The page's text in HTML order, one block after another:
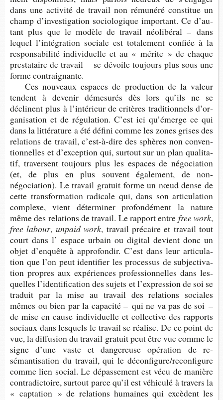
dans une acti­vité de tra­vail non rému­néré consti­tue un
champ d’in­ves­ti­ga­tion socio­lo­gique impor­tant. Ce d’au­
tant plus que le modèle de tra­vail néo­li­bé­ral – dans
lequel l’in­té­gra­tion sociale est tota­le­ment confiée à la
res­pon­sa­bi­lité indi­vi­duelle et au « mérite » de chaque
pres­ta­taire de tra­vail – se dévoile tou­jours plus sous une
forme contraignante.
Ces nou­veaux espaces de pro­duc­tion de la valeur
tendent à deve­nir déme­su­rés dès lors qu’ils ne se
déclinent plus à l’in­té­rieur de cri­tères tra­di­tion­nels d’or­
ga­ni­sa­tion et de régu­la­tion. C’est ici qu’émerge ce qui
dans la lit­té­ra­ture a été défini comme les zones grises des
rela­tions de tra­vail, c’est-​à-dire des sphères non conven­
tion­nelles et d’ex­cep­tion qui, sur­tout sur un plan qua­li­ta­
tif, tra­versent tou­jours plus les espaces de négo­cia­tion
(et, de plus en plus sou­vent éga­le­ment, de non-​
négociation). Le tra­vail gra­tuit forme un nœud dense de
cette trans­for­ma­tion radi­cale qui, dans son arti­cu­la­tion
com­plexe, vient déter­mi­ner pro­fon­dé­ment la nature
même des rela­tions de tra­vail. Le rap­port entre free work,
free labour, unpaid work, tra­vail pré­caire et tra­vail tout
court dans l’ espace urbain ou digi­tal devient donc un
objet d’en­quête à appro­fon­dir. C’est dans leur arti­cu­la­
tion que l’on peut iden­ti­fier les pro­ces­sus de sub­jec­ti­va­
tion propres aux expé­riences pro­fes­sion­nelles dans les­
quelles l’iden­ti­fi­ca­tion des sujets et l’ex­pres­sion de soi se
tra­duit par la mise au tra­vail des rela­tions sociales
mêmes ou bien par la capa­cité – qui ne va pas de soi –
de mise en cause indi­vi­duelle et col­lec­tive des rap­ports
sociaux dans les­quels le tra­vail se réa­lise. De ce point de
vue, la dif­fu­sion du tra­vail gra­tuit peut être vue comme le
signe d’une vaste et dan­ge­reuse opé­ra­tion de re-​
sémantisation du tra­vail, qui le décon­fi­gure/recon­fi­gure
comme lien social. Le dépas­se­ment est vécu de manière
contra­dic­toire, sur­tout parce qu’il est véhi­culé à tra­vers la
« cap­ta­tion » de rela­tions humaines qui excèdent les